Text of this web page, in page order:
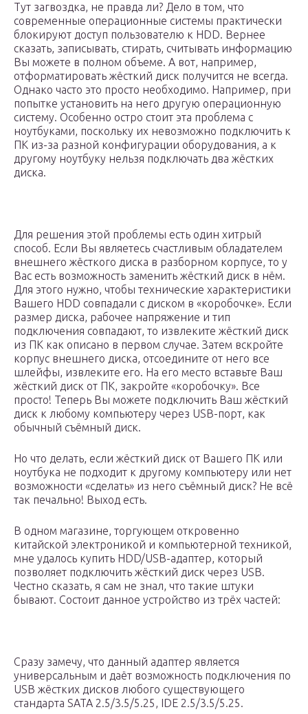
Тут загвоздка, не правда ли? Дело в том, что
современные операционные системы практически
блокируют доступ пользователю к HDD. Вернее
сказать, записывать, стирать, считывать информацию
Вы можете в полном объеме. А вот, например,
отформатировать жёсткий диск получится не всегда.
Однако часто это просто необходимо. Например, при
попытке установить на него другую операционную
систему. Особенно остро стоит эта проблема с
ноутбуками, поскольку их невозможно подключить к
ПК из-за разной конфигурации оборудования, а к
другому ноутбуку нельзя подключать два жёстких
диска.
Для решения этой проблемы есть один хитрый
способ. Если Вы являетесь счастливым обладателем
внешнего жёсткого диска в разборном корпусе, то у
Вас есть возможность заменить жёсткий диск в нём.
Для этого нужно, чтобы технические характеристики
Вашего HDD совпадали с диском в «коробочке». Если
размер диска, рабочее напряжение и тип
подключения совпадают, то извлеките жёсткий диск
из ПК как описано в первом случае. Затем вскройте
корпус внешнего диска, отсоедините от него все
шлейфы, извлеките его. На его место вставьте Ваш
жёсткий диск от ПК, закройте «коробочку». Все
просто! Теперь Вы можете подключить Ваш жёсткий
диск к любому компьютеру через USB-порт, как
обычный съёмный диск.
Но что делать, если жёсткий диск от Вашего ПК или
ноутбука не подходит к другому компьютеру или нет
возможности «сделать» из него съёмный диск? Не всё
так печально! Выход есть.
В одном магазине, торгующем откровенно
китайской электроникой и компьютерной техникой,
мне удалось купить HDD/USB-адаптер, который
позволяет подключить жёсткий диск через USB.
Честно сказать, я сам не знал, что такие штуки
бывают. Состоит данное устройство из трёх частей:
Сразу замечу, что данный адаптер является
универсальным и даёт возможность подключения по
USB жёстких дисков любого существующего
стандарта SATA 2.5/3.5/5.25, IDE 2.5/3.5/5.25.